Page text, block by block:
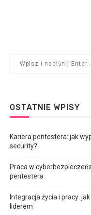
OSTATNIE WPISY
Kariera pentestera: jak
security?
Praca w
pentestera
Integracja życia i pracy:
liderem